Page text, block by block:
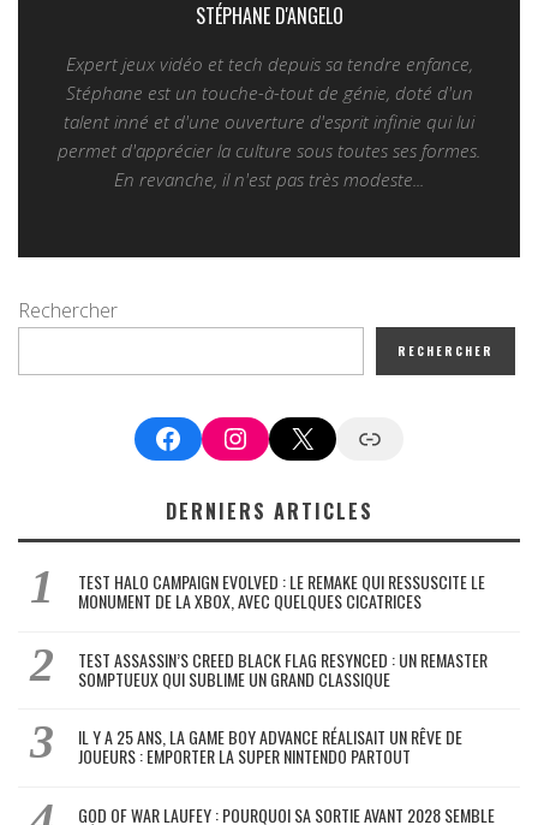
STÉPHANE D'ANGELO
Expert jeux vidéo et tech depuis sa tendre enfance,
Stéphane est un touche-à-tout de génie, doté d'un
talent inné et d'une ouverture d'esprit infinie qui lui
permet d'apprécier la culture sous toutes ses formes.
En revanche, il n'est pas très modeste...
Rechercher
RECHERCHER
FacebookInstagram
X Google News
DERNIERS ARTICLES
TEST HALO CAMPAIGN EVOLVED : LE REMAKE QUI RESSUSCITE LE
MONUMENT DE LA XBOX, AVEC QUELQUES CICATRICES
TEST ASSASSIN’S CREED BLACK FLAG RESYNCED : UN REMASTER
SOMPTUEUX QUI SUBLIME UN GRAND CLASSIQUE
IL Y A 25 ANS, LA GAME BOY ADVANCE RÉALISAIT UN RÊVE DE
JOUEURS : EMPORTER LA SUPER NINTENDO PARTOUT
GOD OF WAR LAUFEY : POURQUOI SA SORTIE AVANT 2028 SEMBLE